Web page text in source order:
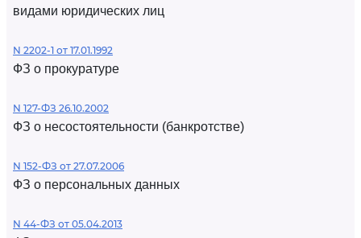
видами юридических лиц
N 2202-1 от 17.01.1992
ФЗ о прокуратуре
N 127-ФЗ 26.10.2002
ФЗ о несостоятельности (банкротстве)
N 152-ФЗ от 27.07.2006
ФЗ о персональных данных
N 44-ФЗ от 05.04.2013